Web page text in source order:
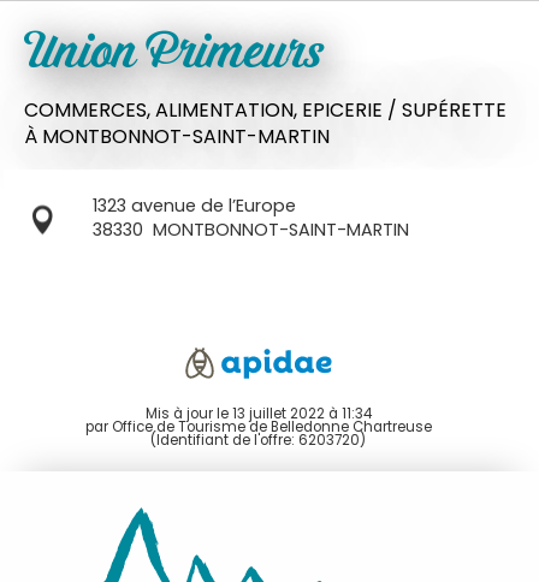
Union Primeurs
COMMERCES,ALIMENTATION, EPICERIE / SUPÉRETTE
À MONTBONNOT-SAINT-MARTIN
1323 avenue de l’Europe
38330 MONTBONNOT-SAINT-MARTIN
Mis à jour le 13 juillet 2022 à 11:34
par Office de Tourisme de Belledonne Chartreuse
(Identifiant de l'offre: 6203720)